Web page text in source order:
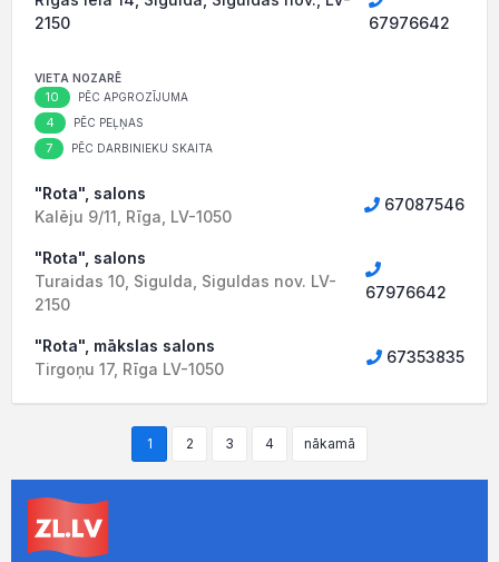
2150
67976642
VIETA NOZARĒ
10 PĒC APGROZĪJUMA
4 PĒC PEĻŅAS
7 PĒC DARBINIEKU SKAITA
"Rota", salons
Kalēju 9/11, Rīga, LV-1050
67087546
"Rota", salons
Turaidas 10, Sigulda, Siguldas nov. LV-
2150
67976642
"Rota", mākslas salons
Tirgoņu 17, Rīga LV-1050
67353835
1 2 3 4 nākamā